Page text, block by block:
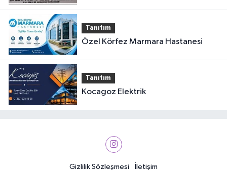
Tanıtım
Özel Körfez Marmara Hastanesi
Tanıtım
Kocagoz Elektrik
Gizlilik Sözleşmesi İletişim